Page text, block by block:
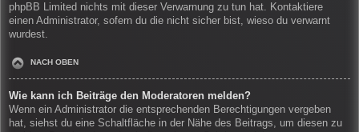
phpBB Limited nichts mit dieser Verwarnung zu tun hat. Kontaktiere
einen Administrator, sofern du die nicht sicher bist, wieso du verwarnt
wurdest.
NACH OBEN
Wie kann ich Beiträge den Moderatoren melden?
Wenn ein Administrator die entsprechenden Berechtigungen vergeben
hat, siehst du eine Schaltfläche in der Nähe des Beitrags, um diesen zu